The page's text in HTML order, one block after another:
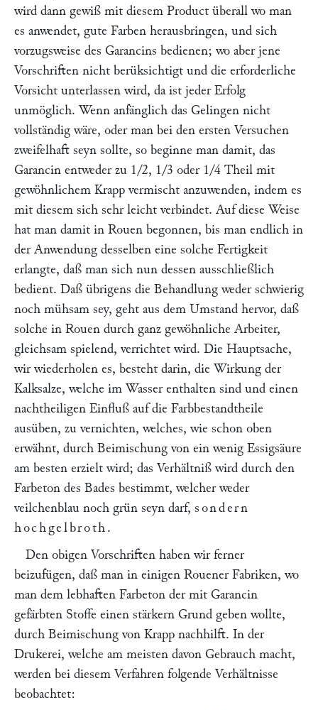
wird dann gewiß mit diesem Product überall wo man
es anwendet, gute Farben herausbringen, und sich
vorzugsweise des Garancins bedienen; wo aber jene
Vorschriften nicht berüksichtigt und die erforderliche
Vorsicht unterlassen wird, da ist jeder Erfolg
unmöglich. Wenn anfänglich das Gelingen nicht
vollständig wäre, oder man bei den ersten Versuchen
zweifelhaft seyn sollte, so beginne man damit, das
Garancin entweder zu 1/2, 1/3 oder 1/4 Theil mit
gewöhnlichem Krapp vermischt anzuwenden, indem es
mit diesem sich sehr leicht verbindet. Auf diese Weise
hat man damit in Rouen begonnen, bis man endlich in
der Anwendung desselben eine solche Fertigkeit
erlangte, daß man sich nun dessen ausschließlich
bedient. Daß übrigens die Behandlung weder schwierig
noch mühsam sey, geht aus dem Umstand hervor, daß
solche in Rouen durch ganz gewöhnliche Arbeiter,
gleichsam spielend, verrichtet wird. Die Hauptsache,
wir wiederholen es, besteht darin, die Wirkung der
Kalksalze, welche im Wasser enthalten sind und einen
nachtheiligen Einfluß auf die Farbbestandtheile
ausüben, zu vernichten, welches, wie schon oben
erwähnt, durch Beimischung von ein wenig Essigsäure
am besten erzielt wird; das Verhältniß wird durch den
Farbeton des Bades bestimmt, welcher weder
veilchenblau noch grün seyn darf, sondern
hochgelbroth .
Den obigen Vorschriften haben wir ferner
beizufügen, daß man in einigen Rouener Fabriken, wo
man dem lebhaften Farbeton der mit Garancin
gefärbten Stoffe einen stärkern Grund geben wollte,
durch Beimischung von Krapp nachhilft. In der
Drukerei, welche am meisten davon Gebrauch macht,
werden bei diesem Verfahren folgende Verhältnisse
beobachtet: